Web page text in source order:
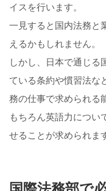
イスを行います。
一見すると国内法務と
えるかもしれません。
しかし、日本で通じる
ている条約や慣習法な
務の仕事で求められる
もちろん英語力につい
せることが求められま